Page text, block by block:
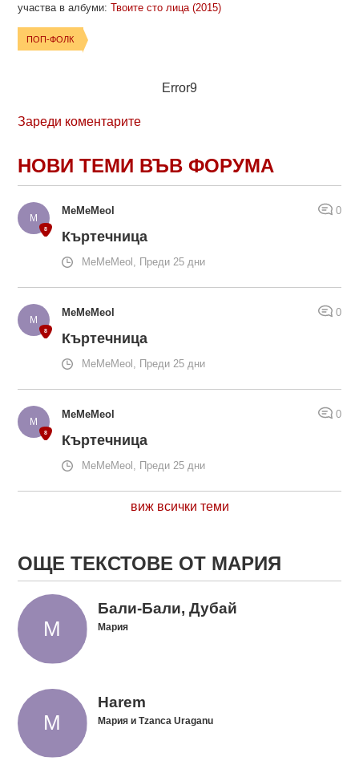
участва в албуми:Твоите сто лица (2015)
ПОП-ФОЛК
Error9
Зареди коментарите
НОВИ ТЕМИ ВЪВ ФОРУМА
MeMeMeol 0
Къртечница
MeMeMeol, Преди 25 дни
MeMeMeol 0
Къртечница
MeMeMeol, Преди 25 дни
MeMeMeol 0
Къртечница
MeMeMeol, Преди 25 дни
виж всички теми
ОЩЕ ТЕКСТОВЕ ОТ МАРИЯ
Бали-Бали, Дубай
Мария
Harem
Мария и Tzanca Uraganu